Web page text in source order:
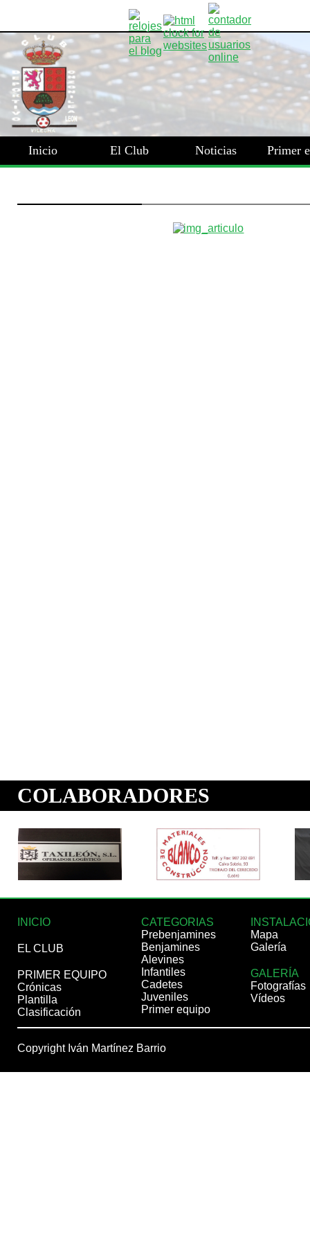
Inicio El Club Noticias Primer
INICIO
EL CLUB
PRIMER EQUIPO
Crónicas
Plantilla
Clasificación
CATEGORIAS
Prebenjamines
Benjamines
Alevines
Infantiles
Cadetes
Juveniles
Primer equipo
Mapa
Galería
GALERÍA
Fotografías
Vídeos
Copyright Iván Martínez Barrio